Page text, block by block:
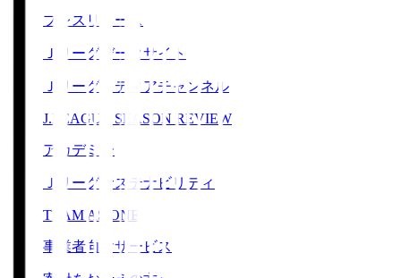
プレスリリース
Ｊリーグデータサイト
Ｊリーグメディアチャンネル
J.LEAGUE SEASON REVIEW
アカデミー
Ｊリーグサステナビリティ
TEAM AS ONE
事業者向けサービス